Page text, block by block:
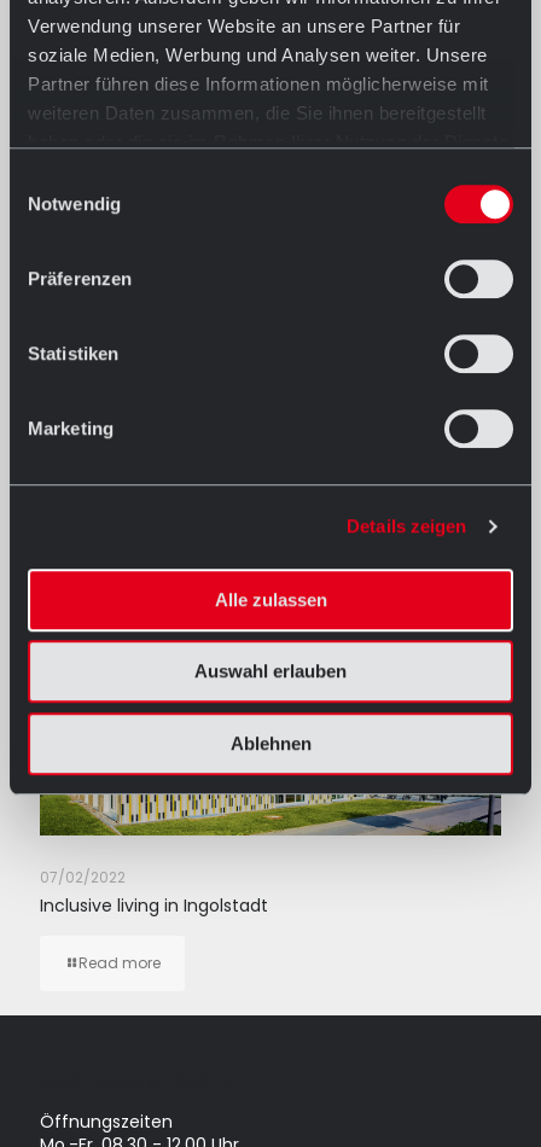
Verwendung unserer Website an unsere Partner für
soziale Medien, Werbung und Analysen weiter. Unsere
Partner führen diese Informationen möglicherweise mit
weiteren Daten zusammen, die Sie ihnen bereitgestellt
Notwendig
Präferenzen
Statistiken
Marketing
Details zeigen
Alle zulassen
Auswahl erlauben
Ablehnen
Read more
07/02/2022
07/02/2022
Inclusive living in Ingolstadt
Read more
Öffnungszeiten